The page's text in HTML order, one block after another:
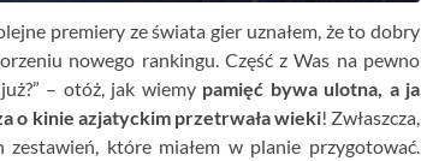
premiery ze świata gier uznałem, że to dobry
nowego rankingu. Część z Was na pewno
– otóż, jak wiemy pamięć bywa ulotna, a ja
o kinie azjatyckim przetrwała wieki! Zwłaszcza,
które miałem w planie przygotować.